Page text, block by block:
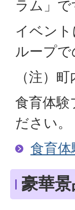
ラム」で
イベン
ループで
（注）
食育体
ださい。
食育
豪華景